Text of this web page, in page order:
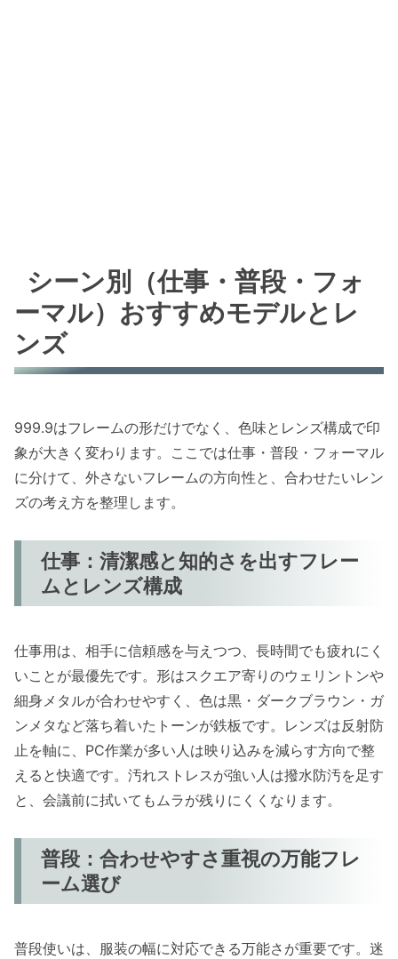
シーン別（仕事・普段・フォ
ーマル）おすすめモデルとレ
ンズ
999.9はフレームの形だけでなく、色味とレンズ構成で印
象が大きく変わります。ここでは仕事・普段・フォーマル
に分けて、外さないフレームの方向性と、合わせたいレン
ズの考え方を整理します。
仕事：清潔感と知的さを出すフレー
ムとレンズ構成
仕事用は、相手に信頼感を与えつつ、長時間でも疲れにく
いことが最優先です。形はスクエア寄りのウェリントンや
細身メタルが合わせやすく、色は黒・ダークブラウン・ガ
ンメタなど落ち着いたトーンが鉄板です。レンズは反射防
止を軸に、PC作業が多い人は映り込みを減らす方向で整
えると快適です。汚れストレスが強い人は撥水防汚を足す
と、会議前に拭いてもムラが残りにくくなります。
普段：合わせやすさ重視の万能フレ
ーム選び
普段使いは、服装の幅に対応できる万能さが重要です。迷